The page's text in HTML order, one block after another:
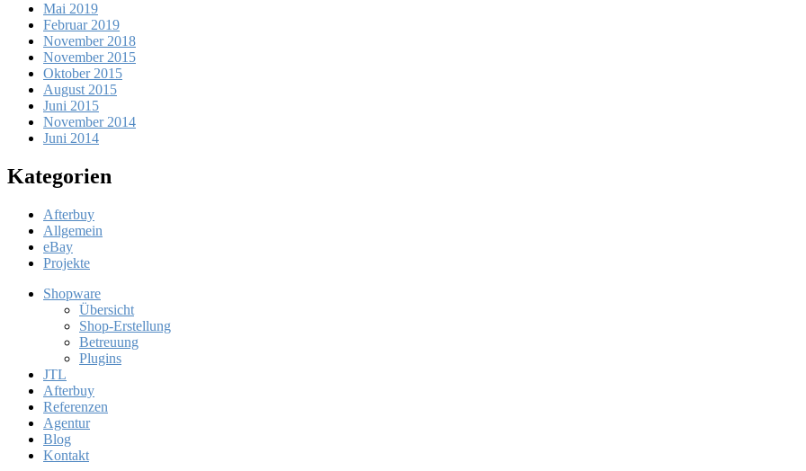
Mai 2019
Februar 2019
November 2018
November 2015
Oktober 2015
August 2015
Juni 2015
November 2014
Juni 2014
Kategorien
Afterbuy
Allgemein
eBay
Projekte
Shopware
Übersicht
Shop-Erstellung
Betreuung
Plugins
JTL
Afterbuy
Referenzen
Agentur
Blog
Kontakt